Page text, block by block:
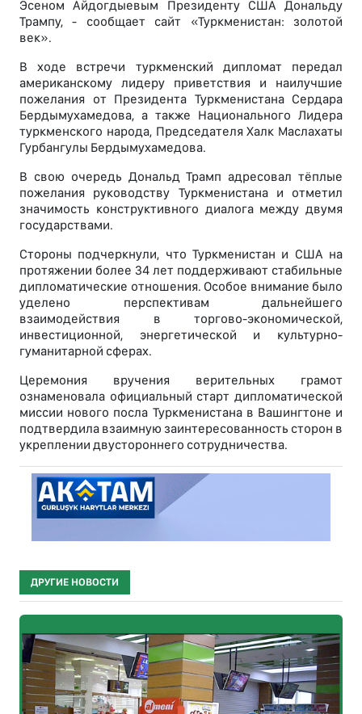
Эсеном Айдогдыевым Президенту США Дональду
Трампу, - сообщает сайт «Туркменистан: золотой
век».
В ходе встречи туркменский дипломат передал
американскому лидеру приветствия и наилучшие
пожелания от Президента Туркменистана Сердара
Бердымухамедова, а также Национального Лидера
туркменского народа, Председателя Халк Маслахаты
Гурбангулы Бердымухамедова.
В свою очередь Дональд Трамп адресовал тёплые
пожелания руководству Туркменистана и отметил
значимость конструктивного диалога между двумя
государствами.
Стороны подчеркнули, что Туркменистан и США на
протяжении более 34 лет поддерживают стабильные
дипломатические отношения. Особое внимание было
уделено перспективам дальнейшего
взаимодействия в торгово-экономической,
инвестиционной, энергетической и культурно-
гуманитарной сферах.
Церемония вручения верительных грамот
ознаменовала официальный старт дипломатической
миссии нового посла Туркменистана в Вашингтоне и
подтвердила взаимную заинтересованность сторон в
укреплении двустороннего сотрудничества.
ДРУГИЕ НОВОСТИ